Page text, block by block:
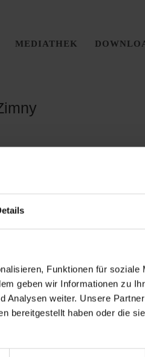
Funktionen für soziale
geben wir Informationen zu
Analysen weiter. Unsere
bereitgestellt haben oder die
MEDIATHEK